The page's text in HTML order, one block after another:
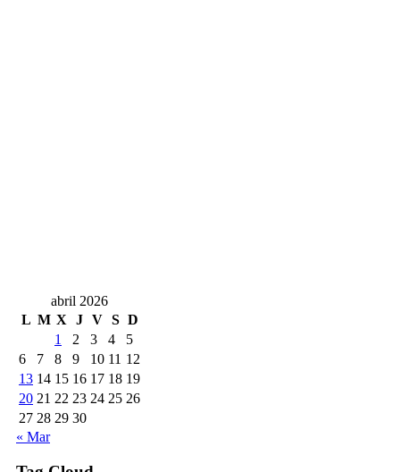
abril 2026
L M X J V S D
1
2 3 4
5
6
7 8 9 10 11 12
13 14 15 16 17 18 19
20 21 22 23 24 25 26
27 28 29 30
« Mar